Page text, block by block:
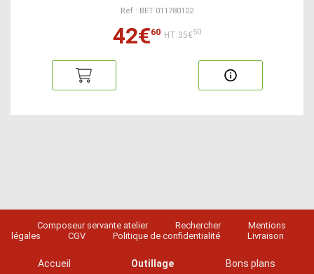
Ref : BET 011780102
42€60 HT:35€50
Composeur servante atelier Rechercher
Mentions
légales
CGV Politique de confidentialité Livraison
Accueil
Outillage
Bons plans